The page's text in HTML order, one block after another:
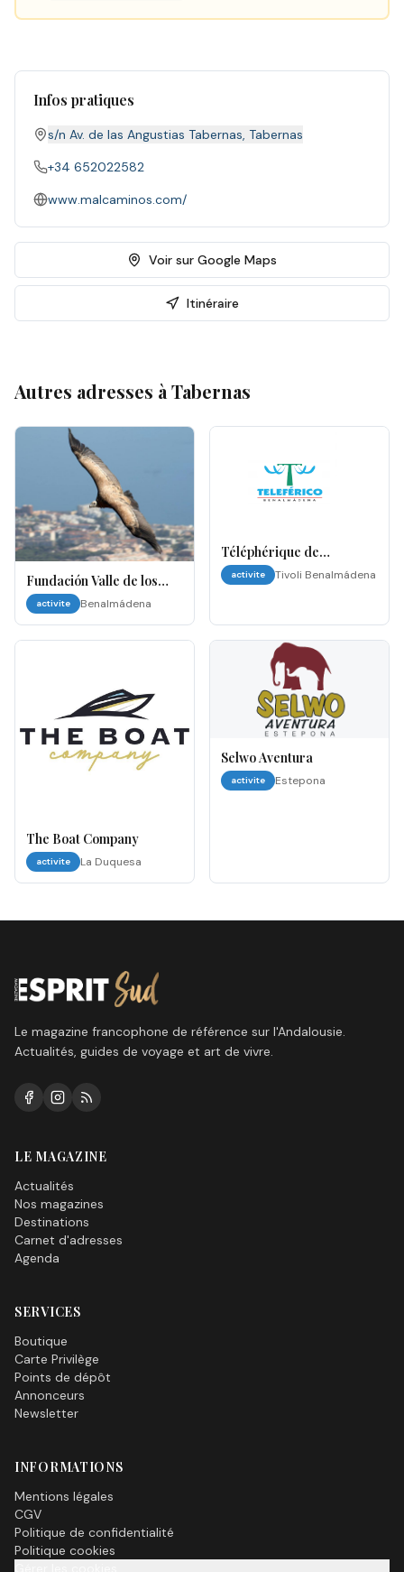
Infos pratiques
s/n Av. de las Angustias Tabernas, Tabernas
+34 652022582
www.malcaminos.com/
Voir sur Google Maps
Itinéraire
Autres adresses à Tabernas
Fundación Valle de los
Águilas – Benalmádena
(Spectacle des Aigles)
activite Benalmádena
Téléphérique de
Benalmádena
activite Tivoli Benalmádena
The Boat Company
activite La Duquesa
Selwo Aventura
activite Estepona
Le magazine francophone de référence sur l'Andalousie.
Actualités, guides de voyage et art de vivre.
LE MAGAZINE
Actualités
Nos magazines
Destinations
Carnet d'adresses
Agenda
SERVICES
Boutique
Carte Privilège
Points de dépôt
Annonceurs
Newsletter
INFORMATIONS
Mentions légales
CGV
Politique de confidentialité
Politique cookies